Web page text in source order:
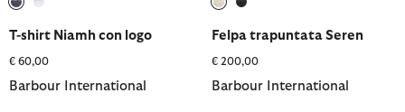
T-shirt Niamh con logo
€ 60,00
Barbour International
Felpa trapuntata Seren
€ 200,00
Barbour International